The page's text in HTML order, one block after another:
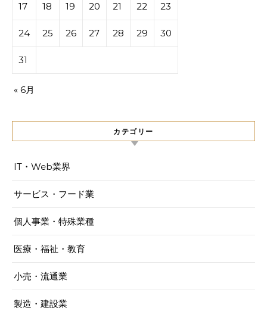
17 18 19 20 21 22 23
24 25 26 27 28 29 30
31
« 6月
カテゴリー
IT・Web業界
サービス・フード業
個人事業・特殊業種
医療・福祉・教育
小売・流通業
製造・建設業